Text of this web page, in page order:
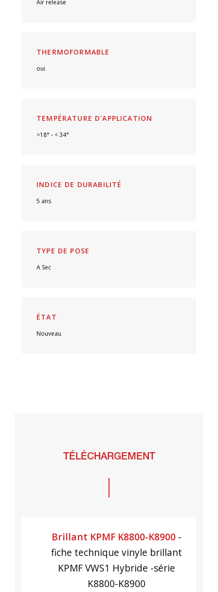
Air release
THERMOFORMABLE
oui
TEMPÉRATURE D'APPLICATION
>18° - < 34°
INDICE DE DURABILITÉ
5 ans
TYPE DE POSE
A Sec
ÉTAT
Nouveau
TÉLÉCHARGEMENT
Brillant KPMF K8800-K8900-
fiche technique vinyle brillant
KPMF VWS1 Hybride -série
K8800-K8900